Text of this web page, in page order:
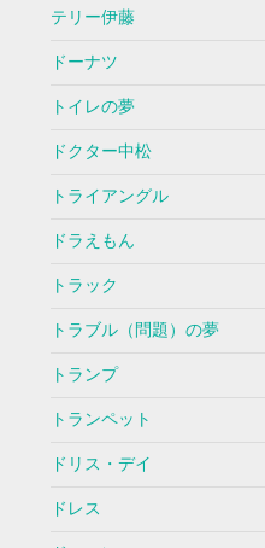
テリー伊藤
ドーナツ
トイレの夢
ドクター中松
トライアングル
ドラえもん
トラック
トラブル（問題）の夢
トランプ
トランペット
ドリス・デイ
ドレス